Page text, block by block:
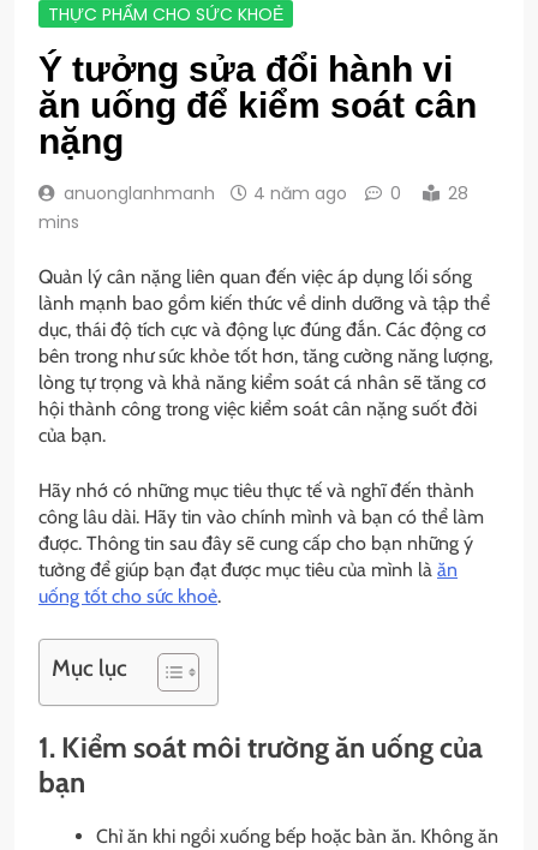
THỰC PHẨM CHO SỨC KHOẺ
Ý tưởng sửa đổi hành vi
ăn uống để kiểm soát cân
nặng
anuonglanhmanh 4 năm ago 0
28
mins
Quản lý cân nặng liên quan đến việc áp dụng lối sống
lành mạnh bao gồm kiến ​​thức về dinh dưỡng và tập thể
dục, thái độ tích cực và động lực đúng đắn. Các động cơ
bên trong như sức khỏe tốt hơn, tăng cường năng lượng,
lòng tự trọng và khả năng kiểm soát cá nhân sẽ tăng cơ
hội thành công trong việc kiểm soát cân nặng suốt đời
của bạn.
Hãy nhớ có những mục tiêu thực tế và nghĩ đến thành
công lâu dài. Hãy tin vào chính mình và bạn có thể làm
được. Thông tin sau đây sẽ cung cấp cho bạn những ý
tưởng để giúp bạn đạt được mục tiêu của mình là ăn
uống tốt cho sức khoẻ.
Mục lục
1. Kiểm soát môi trường ăn uống của
bạn
Chỉ ăn khi ngồi xuống bếp hoặc bàn ăn. Không ăn